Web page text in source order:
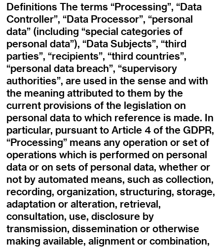
Definitions The terms “Processing”, “Data
Controller”, “Data Processor”, “personal
data” (including “special categories of
personal data”), “Data Subjects”, “third
parties”, “recipients”, “third countries”,
“personal data breach”, “supervisory
authorities”, are used in the sense and with
the meaning attributed to them by the
current provisions of the legislation on
personal data to which reference is made. In
particular, pursuant to Article 4 of the GDPR,
“Processing” means any operation or set of
operations which is performed on personal
data or on sets of personal data, whether or
not by automated means, such as collection,
recording, organization, structuring, storage,
adaptation or alteration, retrieval,
consultation, use, disclosure by
transmission, dissemination or otherwise
making available, alignment or combination,